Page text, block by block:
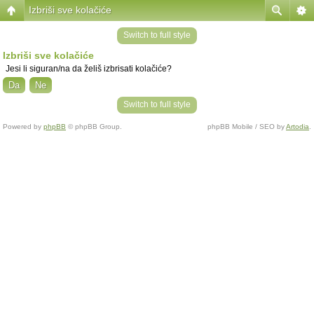
Izbriši sve kolačiće
Switch to full style
Izbriši sve kolačiće
Jesi li siguran/na da želiš izbrisati kolačiće?
Switch to full style
Powered by phpBB © phpBB Group. phpBB Mobile / SEO byArtodia